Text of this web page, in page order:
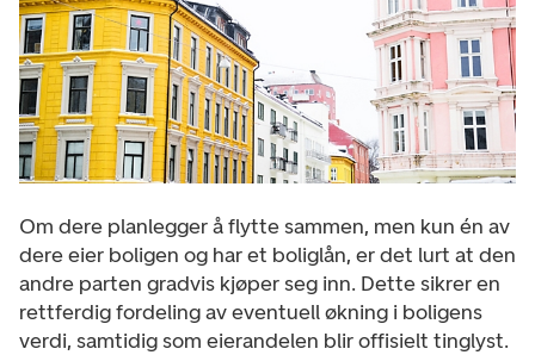
Om dere planlegger å flytte sammen, men kun én av
dere eier boligen og har et boliglån, er det lurt at den
andre parten gradvis kjøper seg inn. Dette sikrer en
rettferdig fordeling av eventuell økning i boligens
verdi, samtidig som eierandelen blir offisielt tinglyst.